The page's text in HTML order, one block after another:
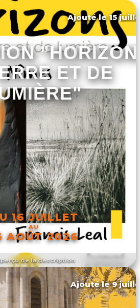
de la description
Ajouté le 15
ET DE
16 JUILLET
AU
AOÛT 2026
L'ÉVÉNEMENT
Ajouté le 9